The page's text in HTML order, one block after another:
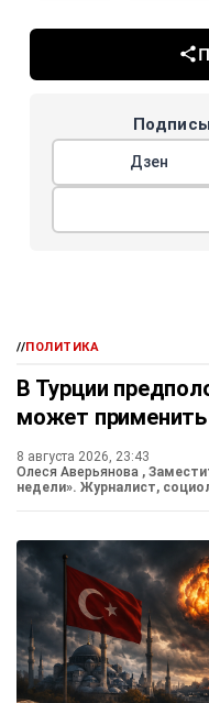
Дзен
//ПОЛИТИКА
В Турции
может
8 августа 2026, 23:43
Олеся Аверьянова ,
недели». Журналист,